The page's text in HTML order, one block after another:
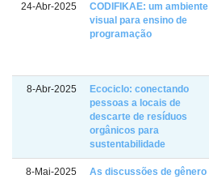
24-Abr-2025
CODIFIKAE: um ambiente
visual para ensino de
programação
8-Abr-2025
Ecociclo: conectando
pessoas a locais de
descarte de resíduos
orgânicos para
sustentabilidade
8-Mai-2025
As discussões de gênero